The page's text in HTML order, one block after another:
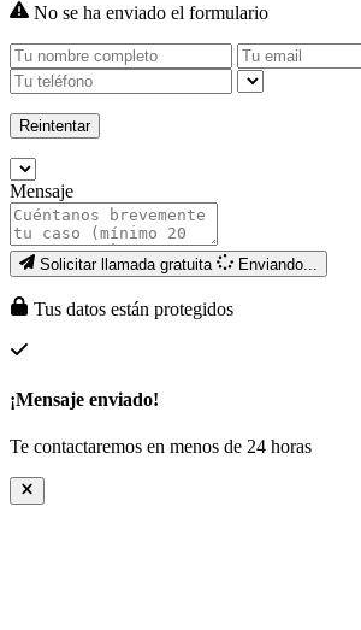
No se ha enviado el formulario
Reintentar
Mensaje
Solicitar llamada gratuita Enviando...
Tus datos están protegidos
¡Mensaje enviado!
Te contactaremos en menos de 24 horas